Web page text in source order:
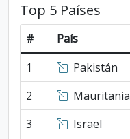
Top 5 Países
# País
1
Pakistán
2
Mauritania
3
Israel